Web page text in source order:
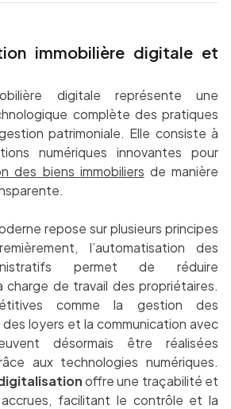
immobilière digitale et
digitale représente une
complète des pratiques
patrimoniale. Elle consiste à
numériques innovantes pour
des biens immobiliers de manière
repose sur plusieurs principes
l’automatisation des
permet de réduire
charge de travail des propriétaires.
comme la gestion des
loyers et la communication avec
désormais être réalisées
aux technologies numériques.
offre une traçabilité et
facilitant le contrôle et la